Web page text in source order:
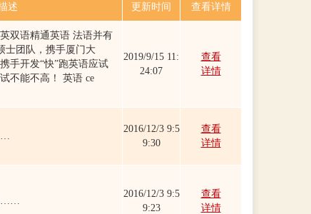
述 更新时间 查看详情
双语精通英语 法语并有
士团队，携手厦门大
手开发“快”跑英语应试
不能不高！ 英语 ce
2019/9/15 11:
24:07
查看
详情
2016/12/3 9:5
9:30
查看
详情
……
2016/12/3 9:5
9:23
查看
详情